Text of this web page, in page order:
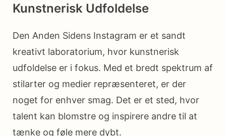
Kunstnerisk Udfoldelse
Den Anden Sidens Instagram er et sandt
kreativt laboratorium, hvor kunstnerisk
udfoldelse er i fokus. Med et bredt spektrum af
stilarter og medier repræsenteret, er der
noget for enhver smag. Det er et sted, hvor
talent kan blomstre og inspirere andre til at
tænke og føle mere dybt.